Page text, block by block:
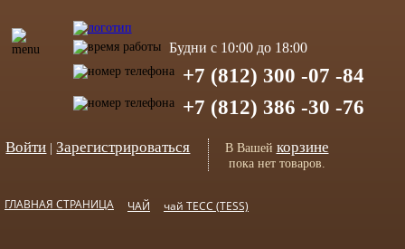
Будни с 10:00 до 18:00
+7 (812) 300 -07 -84
+7 (812) 386 -30 -76
Войти |Зарегистрироваться В Вашей корзине
пока нет товаров.
ГЛАВНАЯ СТРАНИЦА ЧАЙ чай ТЕСС (TESS)